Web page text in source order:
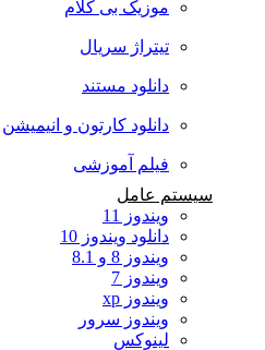
موزیک بی کلام
تیتراژ سریال
دانلود مستند
دانلود کارتون و انیمیشن
فیلم آموزشی
سیستم عامل
ویندوز 11
دانلود ویندوز 10
ویندوز 8 و 8.1
ویندوز 7
ویندوز xp
ویندوز سرور
لینوکس